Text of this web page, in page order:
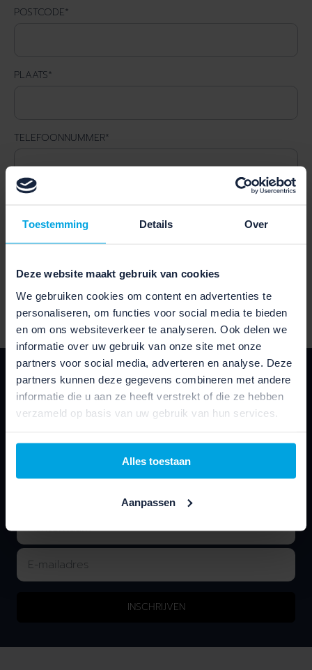
Toestemming Details Over
Deze website maakt gebruik van cookies
We gebruiken cookies om content en advertenties te
personaliseren, om functies voor social media te bieden
en om ons websiteverkeer te analyseren. Ook delen we
informatie over uw gebruik van onze site met onze
partners voor social media, adverteren en analyse. Deze
partners kunnen deze gegevens combineren met andere
informatie die u aan ze heeft verstrekt of die ze hebben
verzameld op basis van uw gebruik van hun services.
Alles toestaan
Aanpassen
POSTCODE*
PLAATS*
TELEFOONNUMMER*
VERSTUUR
SCHRIJF JE IN VOOR ONZE
NIEUWSBRIEF
hoogte van nieuws & onze acties!
INSCHRIJVEN